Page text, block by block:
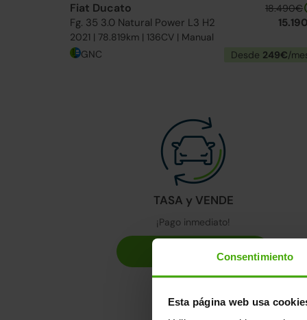
Consentimiento
Esta página web usa
Fiat Ducato
Fg. 35 3.0 Natural Power L3 H2
2021 | 78.819km | 136CV | Manual
18.490€
GNC Desde 249€/
TASA y VENDE
¡Pago inmediato!